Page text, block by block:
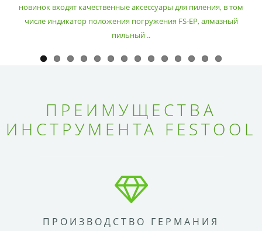
новинок входят качественные аксессуары для пиления, в том
числе индикатор положения погружения FS-EP, алмазный
пильный ..
ПРЕИМУЩЕСТВА
ИНСТРУМЕНТА FESTOOL
ПРОИЗВОДСТВО ГЕРМАНИЯ